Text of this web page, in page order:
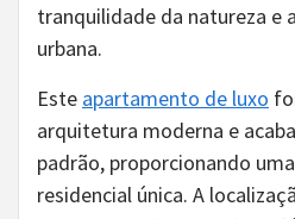
tranquilidade da natureza e
urbana.
Este apartamento de luxo
arquitetura moderna e
padrão, proporcionando
residencial única. A